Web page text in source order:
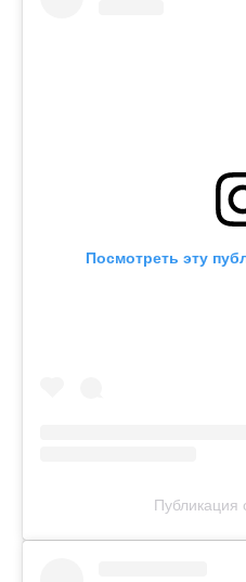
Посмотреть эту
Публикация